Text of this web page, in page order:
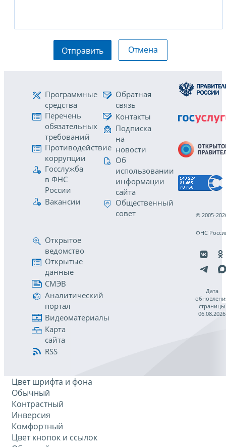
Отправить Отмена
Программные
средства
Перечень
обязательных
требований
Противодействие
коррупции
Госслужба
в ФНС
России
Вакансии
Обратная
связь
Контакты
Подписка
на
новости
Об
использовании
информации
сайта
Общественный
совет
Открытое
ведомство
Открытые
данные
СМЭВ
Аналитический
портал
Видеоматериалы
Карта
сайта
RSS
© 2005-
ФНС
Дата
страницы
06.08.2026
Цвет шрифта и фона
Обычный
Контрастный
Инверсия
Комфортный
Цвет кнопок и ссылок